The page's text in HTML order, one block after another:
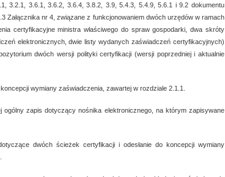
3.2.1, 3.6.1, 3.6.2, 3.6.4, 3.8.2, 3.9, 5.4.3, 5.4.9, 5.6.1 i 9.2 dokumentu
Załącznika nr 4, związane z funkcjonowaniem dwóch urzędów w ramach
certyfikacyjne ministra właściwego do spraw gospodarki, dwa skróty
elektronicznych, dwie listy wydanych zaświadczeń certyfikacyjnych)
dwóch wersji polityki certyfikacji (wersji poprzedniej i aktualnie
wymiany zaświadczenia, zawartej w rozdziale 2.1.1.
ogólny zapis dotyczący nośnika elektronicznego, na którym zapisywane
dwóch ścieżek certyfikacji i odesłanie do koncepcji wymiany